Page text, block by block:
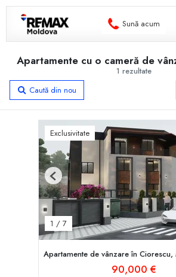
Sună acum
1 rezultate
Apartamente cu o cameră de
Caută din nou
Exclusivitate
1 / 7
Previous
Apartamente de vânzare în Ciorescu,
90,000 €